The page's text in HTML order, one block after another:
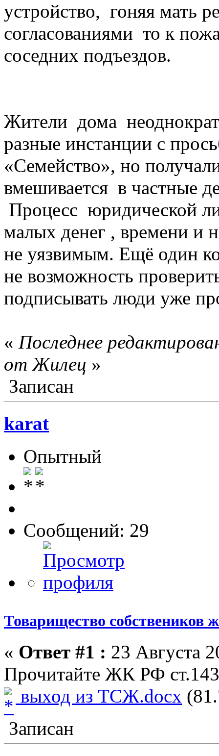
устройство, гоняя мать
согласованиями то к
соседних подъездов.
Жители дома
разные инстанции с
«Семейство», но
вмешивается в частные
Процесс юридической
малых денег , времени и
не уязвимым. Ещё один
не возможность
подписывать люди уже
« Последнее
от Жилец »
Записан
karat
Опытный
Сообщений: 29
Товарищество собствеников
« Ответ #1 : 23 Августа
Прочитайте ЖК РФ
выход из ТСЖ.docx
Записан